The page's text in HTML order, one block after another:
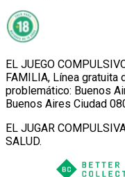
EL JUEGO
FAMILIA, Línea gratuita
problemático: Buenos
Buenos Aires Ciudad
EL JUGAR
SALUD.